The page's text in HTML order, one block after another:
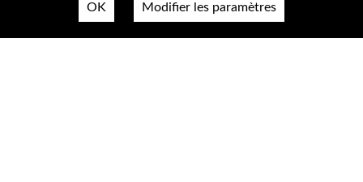
OK Modifier les paramètres